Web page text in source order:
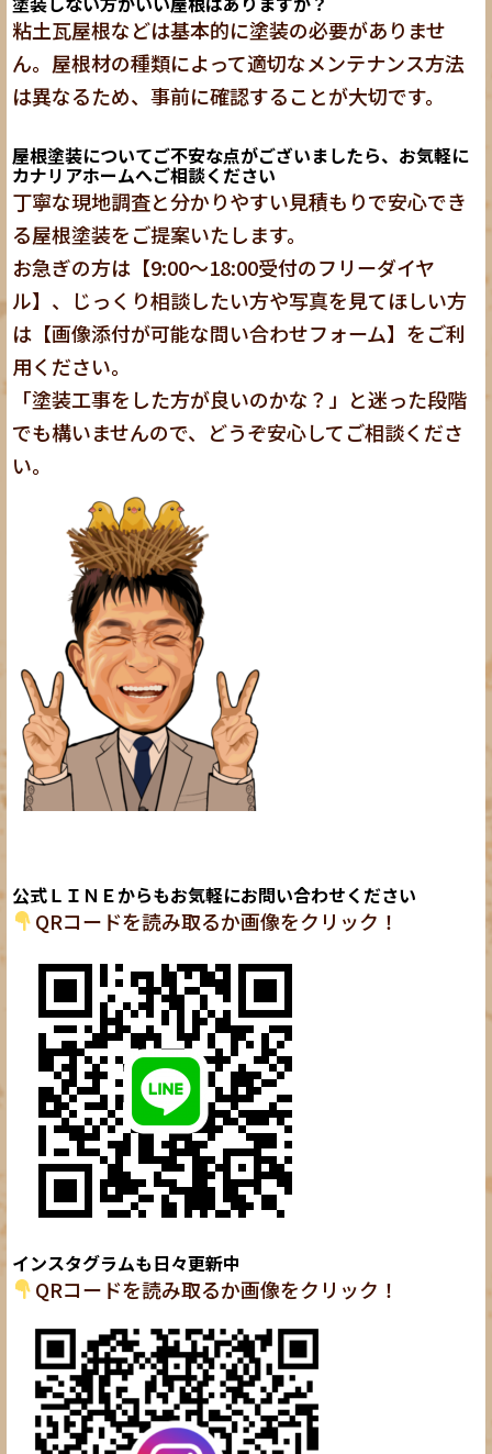
粘土瓦屋根などは基本的に塗装の必要がありませ
ん。屋根材の種類によって適切なメンテナンス方法
は異なるため、事前に確認することが大切です。
屋根塗装についてご不安な点がございましたら、お気軽に
カナリアホームへご相談ください
丁寧な現地調査と分かりやすい見積もりで安心でき
る屋根塗装をご提案いたします。
お急ぎの方は 【9:00〜18:00受付のフリーダイヤ
ル】 、じっくり相談したい方や写真を見てほしい方
は 【画像添付が可能な問い合わせフォーム】 をご利
用ください。
「塗装工事をした方が良いのかな？」と迷った段階
でも構いませんので、どうぞ安心してご相談くださ
い。
公式ＬＩＮＥからもお気軽にお問い合わせください
QRコードを読み取るか画像をクリック！
インスタグラムも日々更新中
QRコードを読み取るか画像をクリック！